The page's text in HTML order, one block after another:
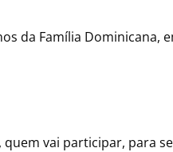
da Família Dominicana,
, quem vai participar, para